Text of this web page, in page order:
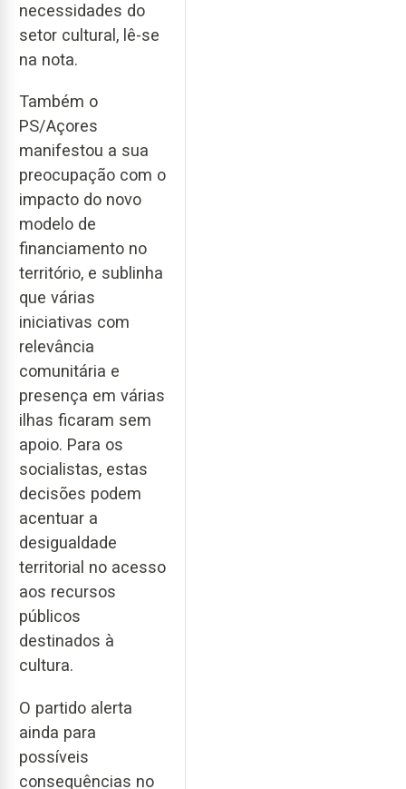
necessidades do
setor cultural, lê-se
na nota.
Também o
PS/Açores
manifestou a sua
preocupação com o
impacto do novo
modelo de
financiamento no
território, e sublinha
que várias
iniciativas com
relevância
comunitária e
presença em várias
ilhas ficaram sem
apoio. Para os
socialistas, estas
decisões podem
acentuar a
desigualdade
territorial no acesso
aos recursos
públicos
destinados à
cultura.
O partido alerta
ainda para
possíveis
consequências no